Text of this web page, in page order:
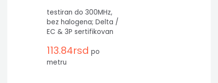
testiran do 300MHz,
bez halogena; Delta /
EC & 3P sertifikovan
113.84rsd po
metru